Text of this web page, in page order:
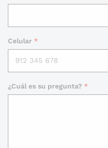
Celular *
¿Cuál es su pregunta? *